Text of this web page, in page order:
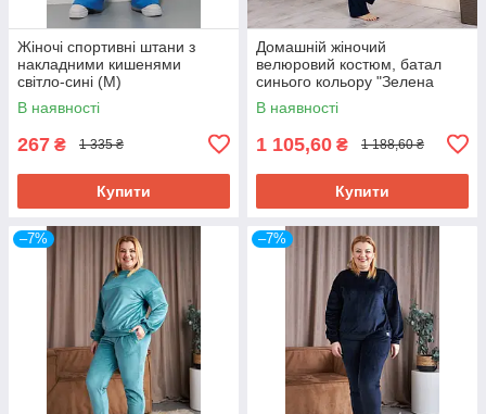
Жіночі спортивні штани з
накладними кишенями
світло-сині (M)
В наявності
267 ₴ 1 335 ₴
Купити
Домашній жіночий
велюровий костюм, батал
синього кольору "Зелена
пава"
В наявності
1 105,60 ₴ 1 188,60 ₴
Купити
–7% –7%